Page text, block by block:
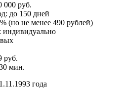
000 руб.
до 150 дней
(но не менее 490 рублей)
руб.
мин.
года